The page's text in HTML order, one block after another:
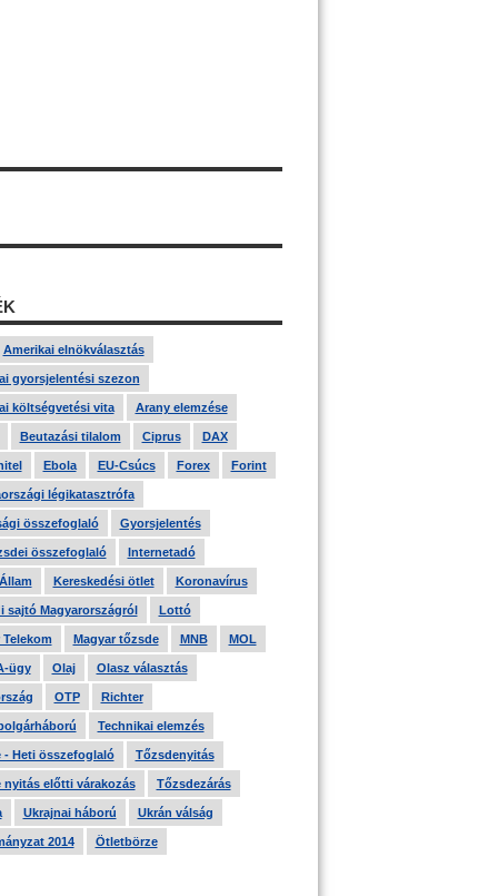
Amerikai elnökválasztás
gyorsjelentési szezon
költségvetési vita Arany elemzése
Beutazási tilalom Ciprus DAX
Ebola EU-Csúcs Forex Forint
légikatasztrófa
összefoglaló Gyorsjelentés
összefoglaló Internetadó
Kereskedési ötlet Koronavírus
sajtó Magyarországról Lottó
Telekom Magyar tőzsde MNB MOL
ügy Olaj Olasz választás
OTP Richter
Technikai elemzés
- Heti összefoglaló Tőzsdenyitás
nyitás előtti várakozás Tőzsdezárás
Ukrajnai háború Ukrán válság
2014 Ötletbörze